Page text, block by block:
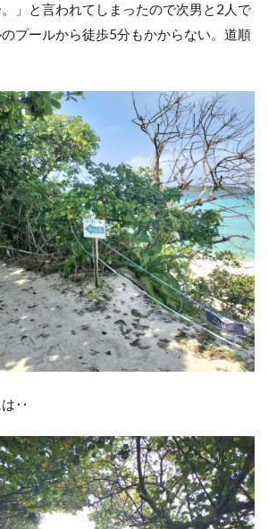
。」と言われてしまったので次男と2人で
プールから徒歩5分もかからない。道順
は‥